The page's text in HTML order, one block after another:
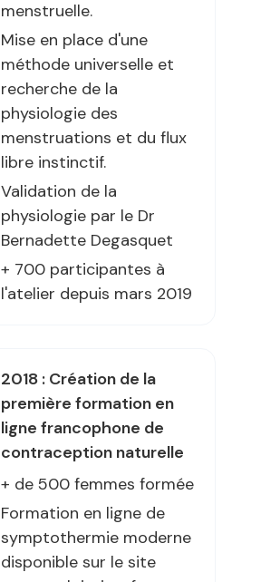
menstruelle.
Mise en place d'une
méthode universelle et
recherche de la
physiologie des
menstruations et du flux
libre instinctif.
Validation de la
physiologie par le Dr
Bernadette Degasquet
+ 700 participantes à
l'atelier depuis mars 2019
2018 : Création de la
première formation en
ligne francophone de
contraception naturelle
+ de 500 femmes formée
Formation en ligne de
symptothermie moderne
disponible sur le site